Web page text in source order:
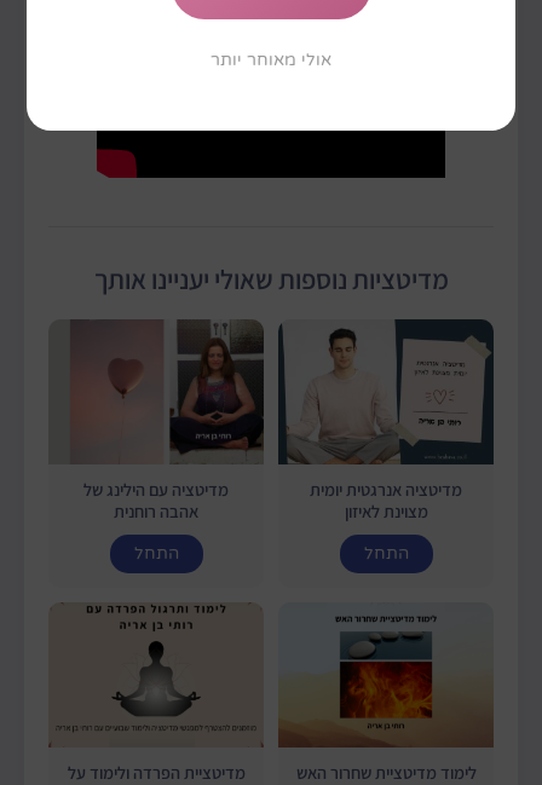
מדיטציות נוספות שאולי יעניינו אותך
מדיטציה אנרגטית יומית
מצוינת לאיזון
התחל
מדיטציה עם הילינג של
אהבה רוחנית
התחל
לימוד מדיטציית שחרור האש
מדיטציית הפרדה ולימוד על
אולי מאוחר יותר